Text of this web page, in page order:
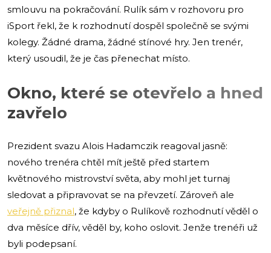
smlouvu na pokračování. Rulík sám v rozhovoru pro
iSport řekl, že k rozhodnutí dospěl společně se svými
kolegy. Žádné drama, žádné stínové hry. Jen trenér,
který usoudil, že je čas přenechat místo.
Okno, které se otevřelo a hned
zavřelo
Prezident svazu Alois Hadamczik reagoval jasně:
nového trenéra chtěl mít ještě před startem
květnového mistrovství světa, aby mohl jet turnaj
sledovat a připravovat se na převzetí. Zároveň ale
veřejně přiznal, že kdyby o Rulíkově rozhodnutí věděl o
dva měsíce dřív, věděl by, koho oslovit. Jenže trenéři už
byli podepsaní.